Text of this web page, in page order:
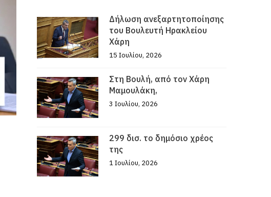
Δήλωση ανεξαρτητοποίησης
του Βουλευτή Ηρακλείου
Χάρη
15 Ιουλίου, 2026
Στη Βουλή, από τον Χάρη
Μαμουλάκη,
3 Ιουλίου, 2026
299 δισ. το δημόσιο χρέος
της
1 Ιουλίου, 2026